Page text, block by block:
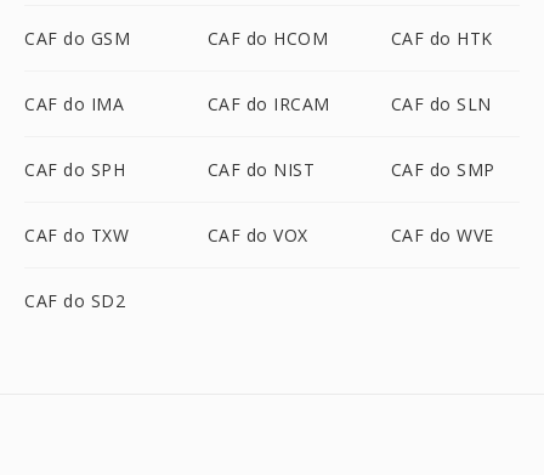
CAF do GSM CAF do HCOM CAF do HTK
CAF do IMA CAF do IRCAM CAF do SLN
CAF do SPH CAF do NIST CAF do SMP
CAF do TXW CAF do VOX CAF do WVE
CAF do SD2